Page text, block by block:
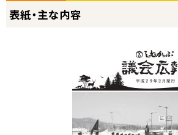
表紙・主な内容